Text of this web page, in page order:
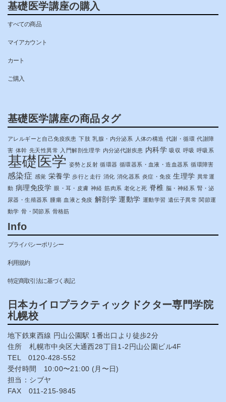
基礎医学講座の購入
すべての商品
マイアカウント
カート
ご購入
基礎医学講座の商品タグ
アレルギーと自己免疫疾患 下肢 乳腺・内分泌系 人体の構造 代謝・循環 代謝障
害 体幹 先天性異常 入門解剖生理学 内分泌代謝疾患 内科学 吸収 呼吸 呼吸系
基礎医学 姿勢と反射 循環器 循環器系・血液・造血器系 循環障害
感染症 感覚 栄養学 歩行と走行 消化 消化器系 炎症・免疫 生理学 異常運
動 病理免疫学 眼・耳・皮膚 神経 筋肉系 老化と死 脊椎 脳・神経系 腎・泌
尿器・生殖器系 腫瘍 血液と免疫 解剖学 運動学 運動学習 遺伝子異常 関節運
動学 骨・関節系 骨格筋
Info
プライバシーポリシー
利用規約
特定商取引法に基づく表記
日本カイロプラクティックドクター専門学院
札幌校
地下鉄東西線 円山公園駅 1番出口より徒歩2分
住所 札幌市中央区大通西28丁目1-2円山公園ビル4F
TEL 0120-428-552
受付時間 10:00〜21:00 (月〜日)
担当：シブヤ
FAX 011-215-9845